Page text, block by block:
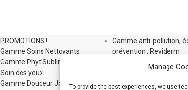
Manage
To provide the best experiences, we use
PROMOTIONS !
Gamme Soins Nettoyants
Gamme Phyt’Sublim Eyes :
Soin des yeux
Gamme Douceur Jour
Gamme anti-pollution,
prévention : Reviderm
Gamme anti-âge global
d’exception : Panacée